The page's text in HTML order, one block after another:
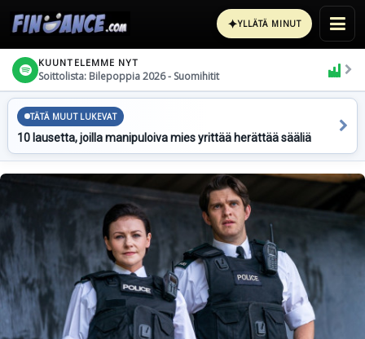
✦YLLÄTÄ MINUT
KUUNTELEMME NYT
Soittolista: Bilepoppia 2026 - Suomihitit
TÄTÄ MUUT LUKEVAT
10 lausetta, joilla manipuloiva mies yrittää herättää sääliä